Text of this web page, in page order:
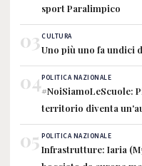
sport Paralimpico
03CULTURA
Uno più uno fa undici
04POLITICA NAZIONALE
#NoiSiamoLeScuole:
territorio diventa
05 POLITICA NAZIONALE
Infrastrutture: Iaria